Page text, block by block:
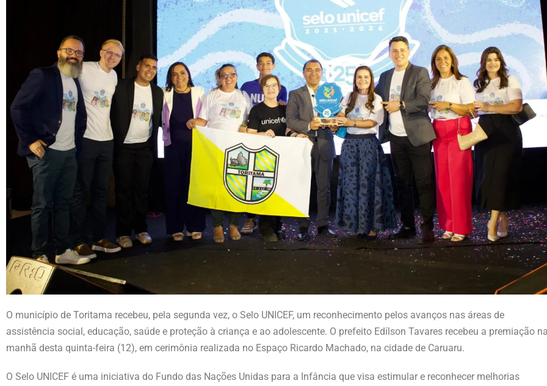
O município de Toritama recebeu, pela segunda vez, o Selo UNICEF, um reconhecimento pelos avanços nas áreas de
assistência social, educação, saúde e proteção à criança e ao adolescente. O prefeito Edílson Tavares recebeu a premiação
manhã desta quinta-feira (12), em cerimônia realizada no Espaço Ricardo Machado, na cidade de Caruaru.
O Selo UNICEF é uma iniciativa do Fundo das Nações Unidas para a Infância que visa estimular e reconhecer melhorias